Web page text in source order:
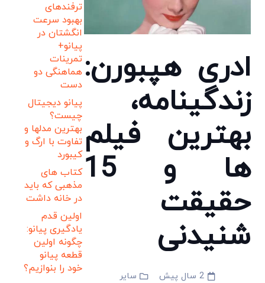
ادری هپبورن:
زندگینامه،
بهترین فیلم
ها و 15
حقیقت
شنیدنی
2 سال پیش
سایر
ترفندهای
بهبود سرعت
انگشتان در
پیانو+
تمرینات
هماهنگی دو
دست
پیانو دیجیتال
چیست؟
بهترین مدلها و
تفاوت با ارگ و
کیبورد
کتاب های
مذهبی که باید
در خانه داشت
اولین قدم
یادگیری پیانو:
چگونه اولین
قطعه پیانو
خود را بنوازیم؟